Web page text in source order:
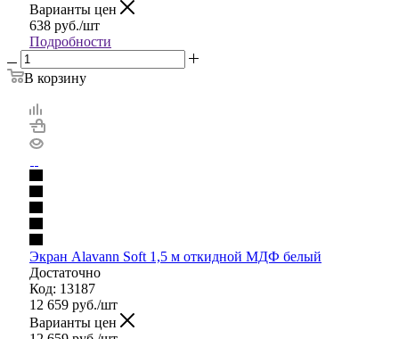
Варианты цен
638 руб./шт
Подробности
В корзину
Экран Alavann Soft 1,5 м откидной МДФ белый
Достаточно
Код: 13187
12 659 руб./шт
Варианты цен